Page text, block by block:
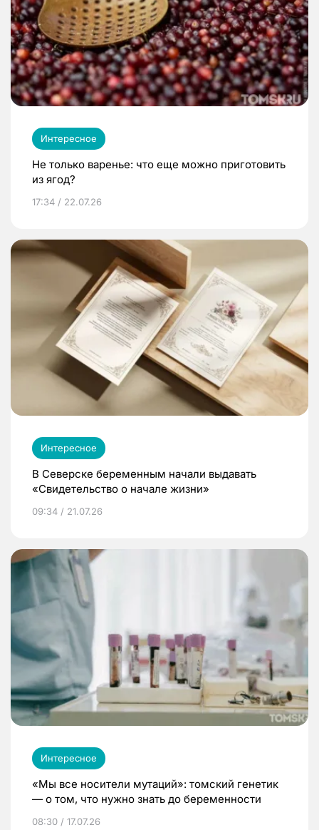
Интересное
Не только варенье: что еще можно приготовить
из ягод?
17:34 / 22.07.26
Интересное
В Северске беременным начали выдавать
«Свидетельство о начале жизни»
09:34 / 21.07.26
Интересное
«Мы все носители мутаций»: томский генетик
— о том, что нужно знать до беременности
08:30 / 17.07.26